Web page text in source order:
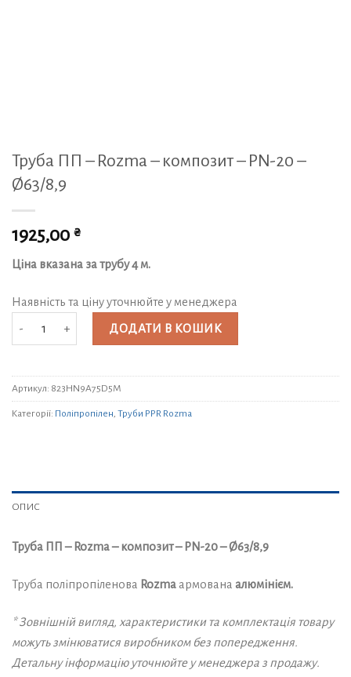
Труба ПП – Rozma – композит – PN-20 –
Ø63/8,9
1925,00 ₴
Ціна вказана за трубу 4 м.
Наявність та ціну уточнюйте у менеджера
Труба ПП - Rozma - композит - PN-20 - Ø63/8,9 кількість
ДОДАТИ В КОШИК
Артикул: 823HN9A75D5M
Категорії: Поліпропілен Труби PPR Rozma
ОПИС
Труба ПП – Rozma – композит – PN-20 – Ø63/8,9
Труба поліпропіленова Rozma армована алюмінієм.
* Зовнішній вигляд, характеристики та комплектація товару
можуть змінюватися виробником без попередження.
Детальну інформацію уточнюйте у менеджера з продажу.